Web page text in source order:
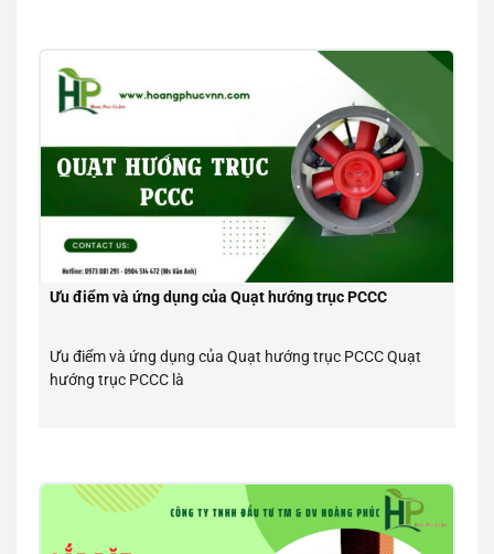
Ưu điểm và ứng dụng của Quạt hướng trục PCCC
Ưu điểm và ứng dụng của Quạt hướng trục PCCC Quạt
hướng trục PCCC là